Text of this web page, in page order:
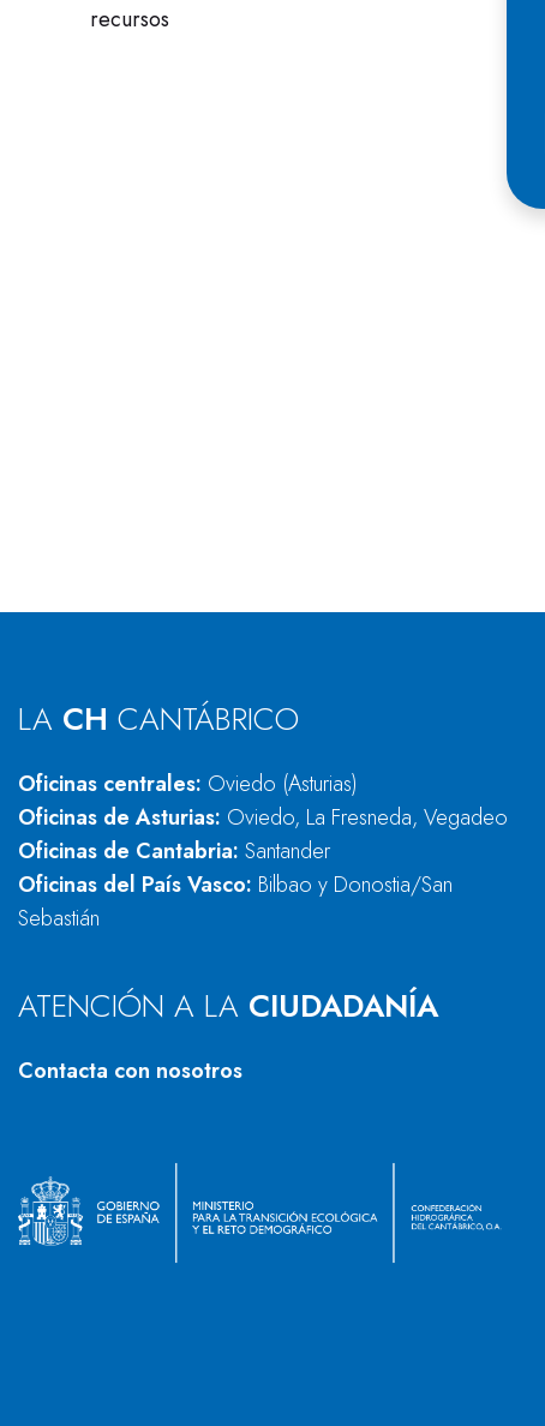
recursos
LA CH CANTÁBRICO
Oficinas centrales: Oviedo (Asturias)
Oficinas de Asturias: Oviedo, La Fresneda, Vegadeo
Oficinas de Cantabria: Santander
Oficinas del País Vasco: Bilbao y Donostia/San
Sebastián
ATENCIÓN A LA CIUDADANÍA
Contacta con nosotros